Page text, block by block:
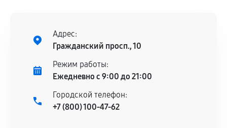
Установка была выполнена нашим сервисным
центром.
При этом гарантия на сами комплектующие
остается на стороне производителя или
сервисный центр ответственности не несет.
Адрес:
Гражданский просп., 10
Режим работы:
Ежедневно с 9:00 до 21:00
Городской телефон:
+7 (800) 100-47-62